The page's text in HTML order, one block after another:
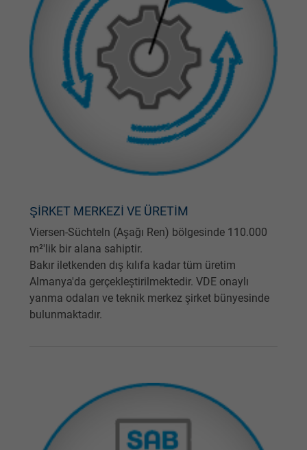
ŞİRKET MERKEZİ VE ÜRETİM
Viersen-Süchteln (Aşağı Ren) bölgesinde 110.000
m²'lik bir alana sahiptir.
Bakır iletkenden dış kılıfa kadar tüm üretim
Almanya'da gerçekleştirilmektedir. VDE onaylı
yanma odaları ve teknik merkez şirket bünyesinde
bulunmaktadır.